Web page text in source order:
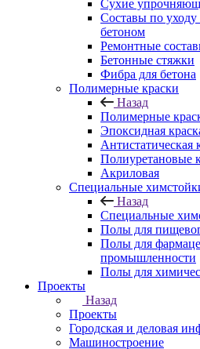
Сухие
Составы по
бетоном
Ремонтные
Бетонные стяжки
Фибра для бетона
Полимерные краски
Назад
Полимерные
Эпоксидная
Антистатическая
Полиуретановые
Акриловая
Специальные
Назад
Специальные
Полы для
Полы для
промышленности
Полы для
Проекты
Назад
Проекты
Городская и деловая
Машиностроение